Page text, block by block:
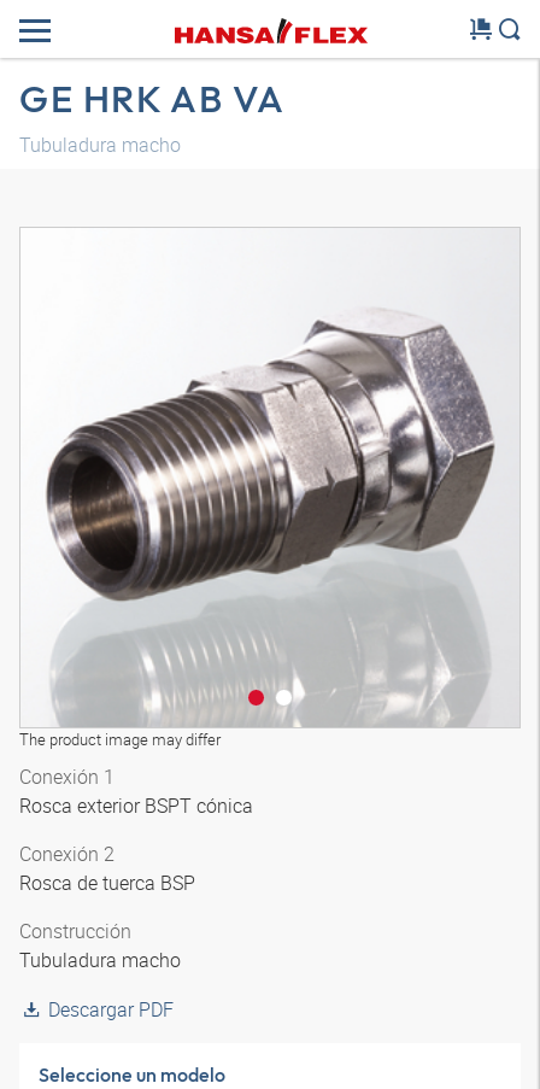
GE HRK AB VA
Tubuladura macho
The product image may differ
Conexión 1
Rosca exterior BSPT cónica
Conexión 2
Rosca de tuerca BSP
Construcción
Tubuladura macho
Descargar PDF
Seleccione un modelo